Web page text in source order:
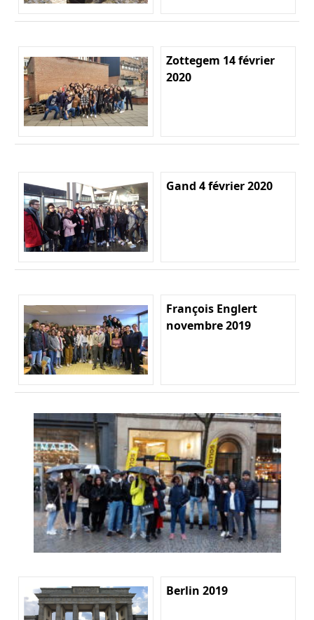
Zottegem 14 février
2020
Gand 4 février 2020
François Englert
novembre 2019
Berlin 2019